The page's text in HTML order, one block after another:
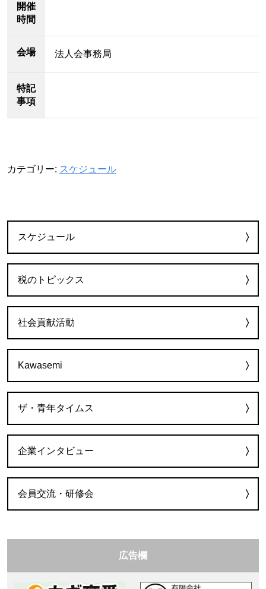
開催
時間
会場 法人会事務局
特記
事項
カテゴリー: スケジュール
スケジュール
税のトピックス
社会貢献活動
Kawasemi
ザ・青年タイムス
企業インタビュー
会員交流・研修会
広告欄